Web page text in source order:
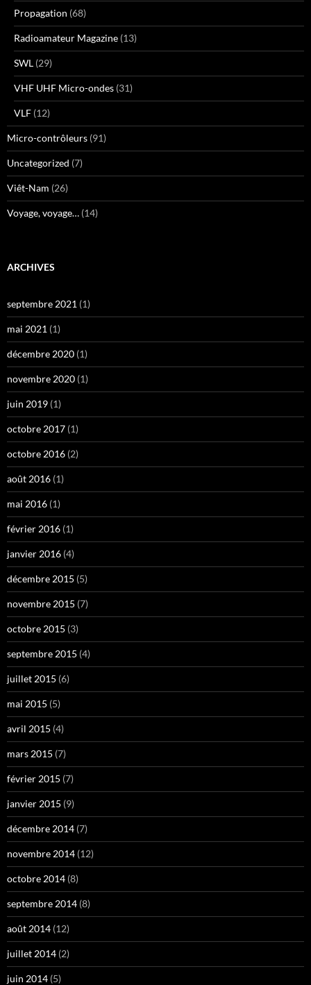
Propagation (68)
Radioamateur Magazine (13)
SWL (29)
VHF UHF Micro-ondes (31)
VLF (12)
Micro-contrôleurs (91)
Uncategorized (7)
Viêt-Nam (26)
Voyage, voyage… (14)
ARCHIVES
septembre 2021 (1)
mai 2021 (1)
décembre 2020 (1)
novembre 2020 (1)
juin 2019 (1)
octobre 2017 (1)
octobre 2016 (2)
août 2016 (1)
mai 2016 (1)
février 2016 (1)
janvier 2016 (4)
décembre 2015 (5)
novembre 2015 (7)
octobre 2015 (3)
septembre 2015 (4)
juillet 2015 (6)
mai 2015 (5)
avril 2015 (4)
mars 2015 (7)
février 2015 (7)
janvier 2015 (9)
décembre 2014 (7)
novembre 2014 (12)
octobre 2014 (8)
septembre 2014 (8)
août 2014 (12)
juillet 2014 (2)
juin 2014 (5)